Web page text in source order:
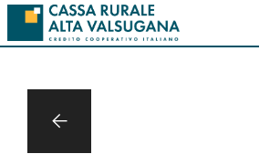
Salta al contenuto principale